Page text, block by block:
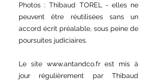
Photos : Thibaud TOREL - elles ne
peuvent être réutilisées sans un
accord écrit préalable, sous peine de
poursuites judiciaires.
Le site www.antandco.frest mis à
jour régulièrement par Thibaud